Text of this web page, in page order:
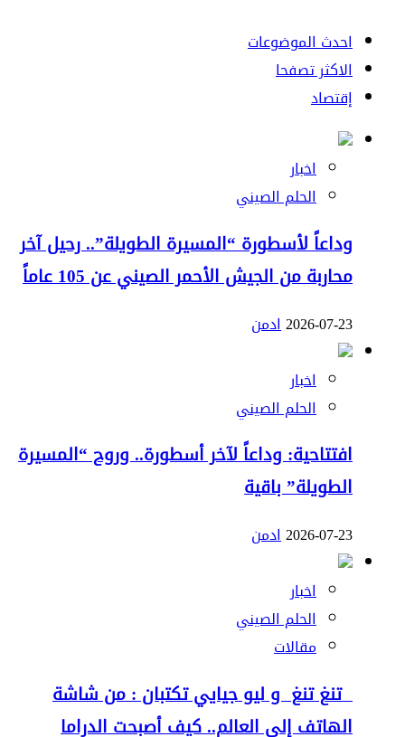
احدث الموضوعات
الاكثر تصفحا
إقتصاد
اخبار
الحلم الصيني
وداعاً لأسطورة “المسيرة الطويلة”.. رحيل آخر
محاربة من الجيش الأحمر الصيني عن 105 عاماً
2026-07-23ادمن
اخبار
الحلم الصيني
افتتاحية: وداعاً لآخر أسطورة.. وروح “المسيرة
الطويلة” باقية
2026-07-23ادمن
اخبار
الحلم الصيني
مقالات
تنغ تنغ و ليو جيايي تكتبان : من شاشة
الهاتف إلى العالم.. كيف أصبحت الدراما